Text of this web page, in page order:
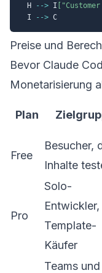
  H
--> I
  I
-->
Preise und
Bevor Claude
Monetarisierung
Plan
Free
Besucher,
Inhalte
Pro
Solo-
Entwickler,
Template-
Käufer
Teams und